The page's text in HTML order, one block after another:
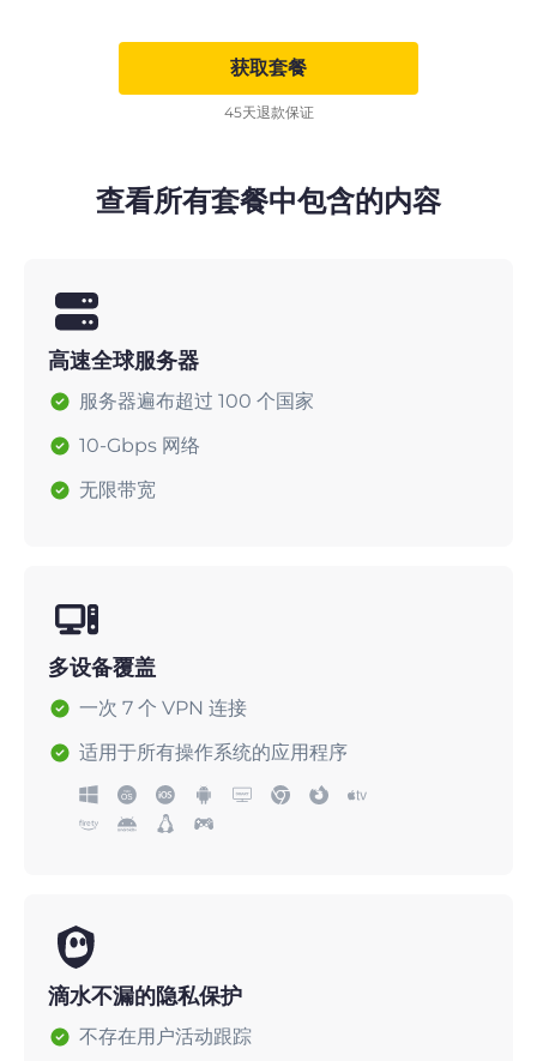
获取套餐
45天退款保证
查看所有套餐中包含的内容
高速全球服务器
服务器遍布超过 100 个国家
10-Gbps 网络
无限带宽
多设备覆盖
一次 7 个 VPN 连接
适用于所有操作系统的应用程序
滴水不漏的隐私保护
不存在用户活动跟踪